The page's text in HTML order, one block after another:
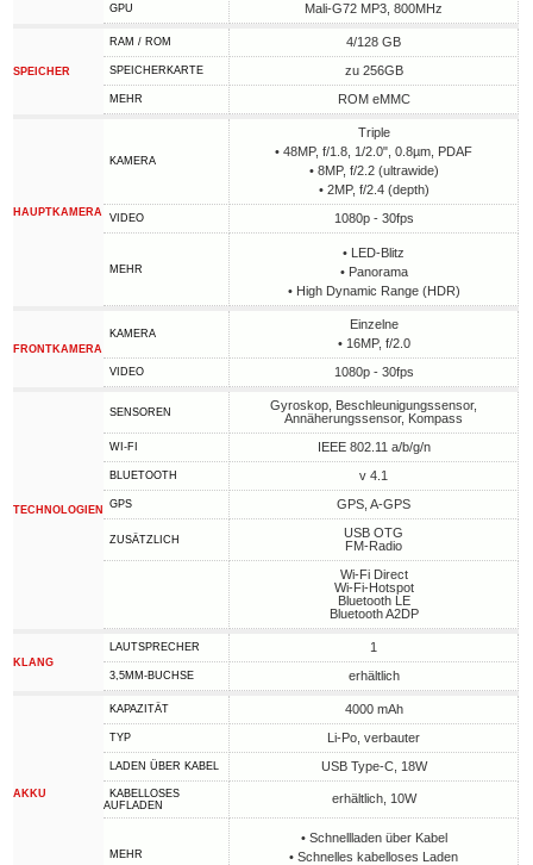
GPU Mali-G72 MP3, 800MHz
SPEICHER
RAM / ROM 4/128 GB
SPEICHERKARTE zu 256GB
MEHR ROM eMMC
HAUPTKAMERA
KAMERA
Triple
• 48MP, f/1.8, 1/2.0", 0.8µm, PDAF
• 8MP, f/2.2 (ultrawide)
• 2MP, f/2.4 (depth)
VIDEO 1080p - 30fps
MEHR
• LED-Blitz
• Panorama
• High Dynamic Range (HDR)
FRONTKAMERA
KAMERA
Einzelne
• 16MP, f/2.0
VIDEO 1080p - 30fps
TECHNOLOGIEN
SENSOREN
Gyroskop, Beschleunigungssensor,
Annäherungssensor, Kompass
WI-FI IEEE 802.11 a/b/g/n
BLUETOOTH v 4.1
GPS GPS, A-GPS
ZUSÄTZLICH
USB OTG
FM-Radio
Wi-Fi Direct
Wi-Fi-Hotspot
Bluetooth LE
Bluetooth A2DP
KLANG
LAUTSPRECHER 1
3,5MM-BUCHSE erhältlich
AKKU
KAPAZITÄT 4000 mAh
TYP Li-Po, verbauter
LADEN ÜBER KABEL USB Type-C, 18W
KABELLOSES
AUFLADEN
erhältlich, 10W
MEHR
• Schnellladen über Kabel
• Schnelles kabelloses Laden